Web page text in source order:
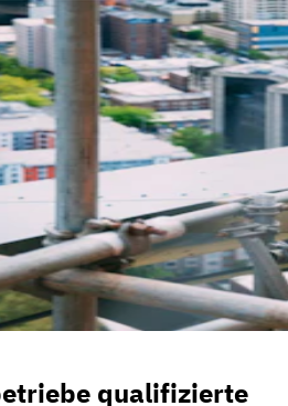
qualifizierte